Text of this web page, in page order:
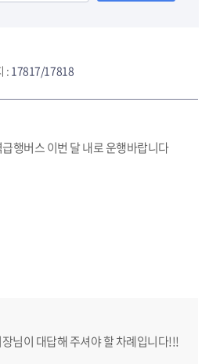
: 17817/17818
행버스 이번 달 내로 운행바랍니다
님이 대답해 주셔야 할 차례입니다!!!